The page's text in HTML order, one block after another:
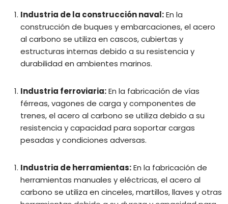
Industria de la construcción naval:En la
construcción de buques y embarcaciones, el acero
al carbono se utiliza en cascos, cubiertas y
estructuras internas debido a su resistencia y
durabilidad en ambientes marinos.
Industria ferroviaria:En la fabricación de vías
férreas, vagones de carga y componentes de
trenes, el acero al carbono se utiliza debido a su
resistencia y capacidad para soportar cargas
pesadas y condiciones adversas.
Industria de herramientas:En la fabricación de
herramientas manuales y eléctricas, el acero al
carbono se utiliza en cinceles, martillos, llaves y otras